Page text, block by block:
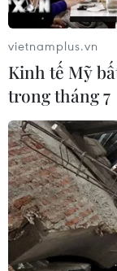
vietnamplus.vn
Kinh tế Mỹ
trong tháng 7